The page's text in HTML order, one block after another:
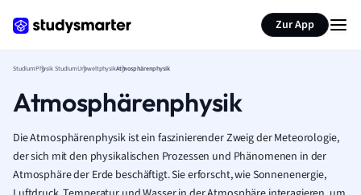
Zur App
StudiumPhysik StudiumUmweltphysikAtmosphärenphysik
Atmosphärenphysik
Die Atmosphärenphysik ist ein faszinierender Zweig der Meteorologie,
der sich mit den physikalischen Prozessen und Phänomenen in der
Atmosphäre der Erde beschäftigt. Sie erforscht, wie Sonnenenergie,